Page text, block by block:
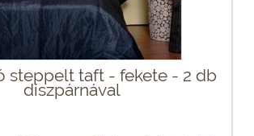
steppelt taft - fekete - 2 db
díszpárnával